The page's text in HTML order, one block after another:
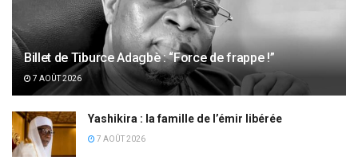
Billet de Tiburce Adagbè : “Force de frappe !”
7 AOÛT 2026
Yashikira : la famille de l’émir libérée
7 AOÛT 2026